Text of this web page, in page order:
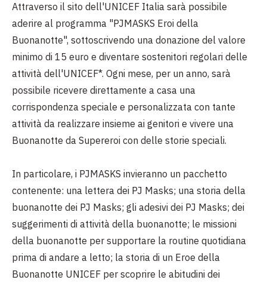
Attraverso il sito dell'UNICEF Italia sarà possibile
aderire al programma "PJMASKS Eroi della
Buonanotte", sottoscrivendo una donazione del valore
minimo di 15 euro e diventare sostenitori regolari delle
attività dell'UNICEF*. Ogni mese, per un anno, sarà
possibile ricevere direttamente a casa una
corrispondenza speciale e personalizzata con tante
attività da realizzare insieme ai genitori e vivere una
Buonanotte da Supereroi con delle storie speciali.
In particolare, i PJMASKS invieranno un pacchetto
contenente: una lettera dei PJ Masks; una storia della
buonanotte dei PJ Masks; gli adesivi dei PJ Masks; dei
suggerimenti di attività della buonanotte; le missioni
della buonanotte per supportare la routine quotidiana
prima di andare a letto; la storia di un Eroe della
Buonanotte UNICEF per scoprire le abitudini dei